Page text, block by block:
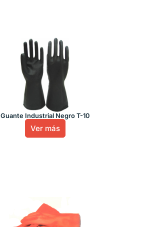
Guante Industrial Negro T-10
Ver más